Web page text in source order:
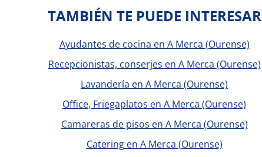
TAMBIÉN TE PUEDE INTERESAR
Ayudantes de cocina en A Merca (Ourense)
Recepcionistas, conserjes en A Merca (Ourense)
Lavandería en A Merca (Ourense)
Office, Friegaplatos en A Merca (Ourense)
Camareras de pisos en A Merca (Ourense)
Catering en A Merca (Ourense)